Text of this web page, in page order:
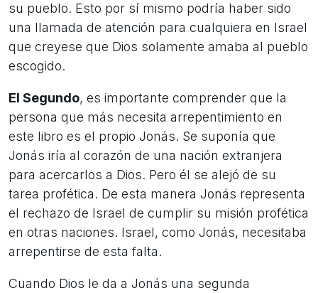
su pueblo. Esto por sí mismo podría haber sido
una llamada de atención para cualquiera en Israel
que creyese que Dios solamente amaba al pueblo
escogido.
El Segundo, es importante comprender que la
persona que más necesita arrepentimiento en
este libro es el propio Jonás. Se suponía que
Jonás iría al corazón de una nación extranjera
para acercarlos a Dios. Pero él se alejó de su
tarea profética. De esta manera Jonás representa
el rechazo de Israel de cumplir su misión profética
en otras naciones. Israel, como Jonás, necesitaba
arrepentirse de esta falta.
Cuando Dios le da a Jonás una segunda